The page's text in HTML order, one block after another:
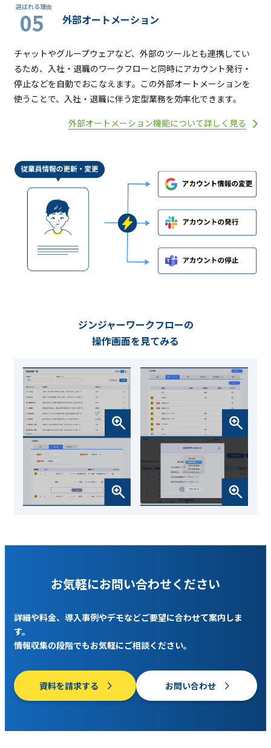
05 外部オートメーション
チャットやグループウェアなど、外部のツールとも連携してい
るため、入社・退職のワークフローと同時にアカウント発行・
停止などを自動でおこなえます。この外部オートメーションを
使うことで、入社・退職に伴う定型業務を効率化できます。
外部オートメーション機能について詳しく見る
ジンジャーワークフローの
操作画面を見てみる
お気軽にお問い合わせください
詳細や料金、導入事例やデモなどご要望に合わせて案内しま
す。
情報収集の段階でもお気軽にご相談ください。
資料を請求する お問い合わせ